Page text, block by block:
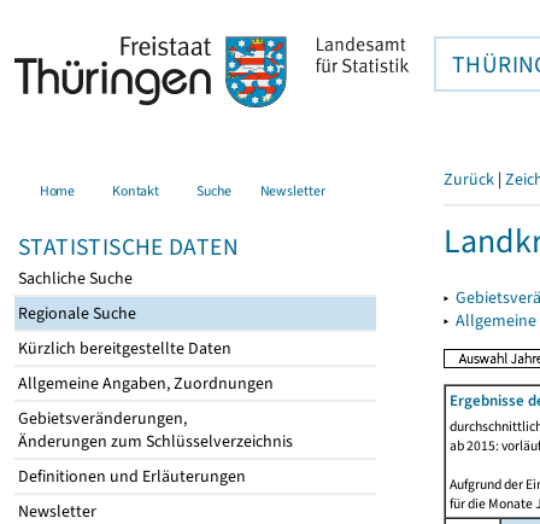
Home Kontakt Suche Newsletter
STATISTISCHE DATEN
Sachliche Suche
Regionale Suche
Kürzlich bereitgestellte Daten
Allgemeine Angaben, Zuordnungen
Gebietsveränderungen,
Änderungen zum Schlüsselverzeichnis
Definitionen und Erläuterungen
Newsletter
Zurück |
▸
▸
Ergebnisse
ab 2015:
Aufgrund der
für die Monate